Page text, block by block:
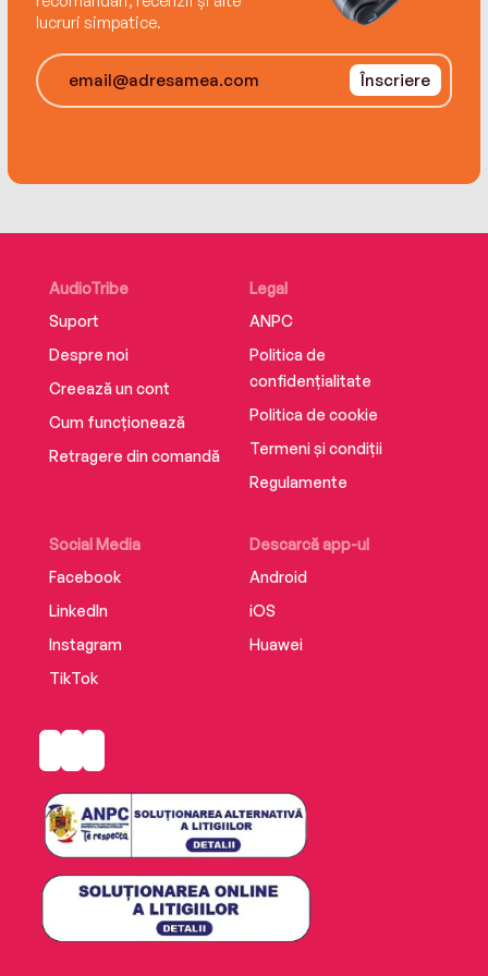
lucruri simpatice.
Înscriere
AudioTribe
Suport
Despre noi
Creează un cont
Cum funcționează
Retragere din comandă
Social Media
Facebook
LinkedIn
Instagram
TikTok
Descarcă app-ul
Android
iOS
Huawei
Legal
ANPC
Politica de
confidențialitate
Politica de cookie
Termeni și condiții
Regulamente